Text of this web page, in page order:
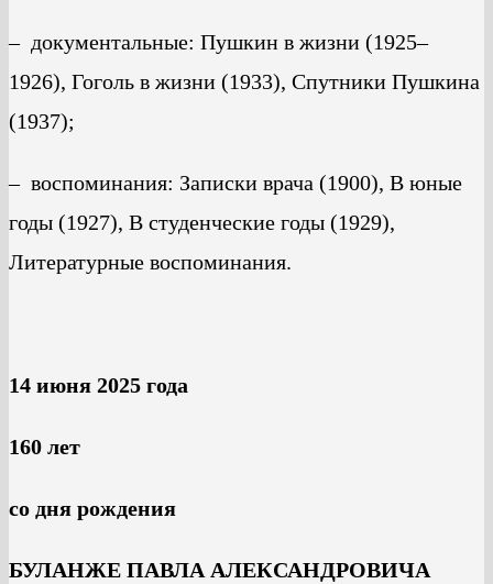
– документальные: Пушкин в жизни (1925–
1926), Гоголь в жизни (1933), Спутники Пушкина
(1937);
– воспоминания: Записки врача (1900), В юные
годы (1927), В студенческие годы (1929),
Литературные воспоминания.
14 июня 2025 года
160 лет
со дня рождения
БУЛАНЖЕ ПАВЛА АЛЕКСАНДРОВИЧА